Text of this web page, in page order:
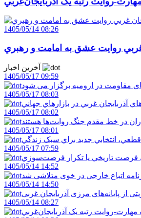
1405/05/14 08:26
غربي روايت عشق به امامت و رهبري
1405/05/17 09:59
مقاومت در ارومیه برگزار می شود
1405/05/17 08:03
آذربايجان غربي در بازارهاي جهاني
1405/05/17 08:02
در خط مقدم جنگ روايت‌ها هستند
1405/05/17 08:01
انتخابي جديد براي سبک زندگي
1405/05/17 07:59
فرصت تاريخي يا تکرار فرصت‌سوزي
1405/05/14 14:52
اتباع خارجی در خوی متلاشی شد
1405/05/14 14:50
1405/05/14 08:27
روايت رتبه يک آذربايجان‌غربي